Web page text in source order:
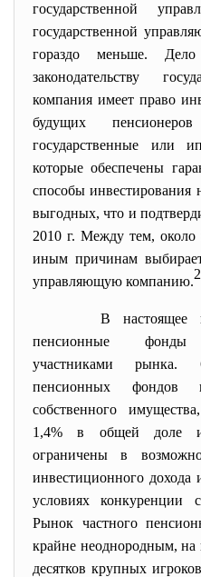
государственной
государственной
гораздо меньше.
законодательству
компания имеет право
будущих
государственные или
которые обеспечены
способы инвестирования
выгодных, что и
2010 г. Между тем, около
иным причинам
управляющую компанию.
В настоящее
пенсионные
участниками рынка.
пенсионных фондов
собственного
1,4% в общей доле
ограничены в
инвестиционного дохода
условиях конкуренции
Рынок частного
крайне неоднородным,
десятков крупных